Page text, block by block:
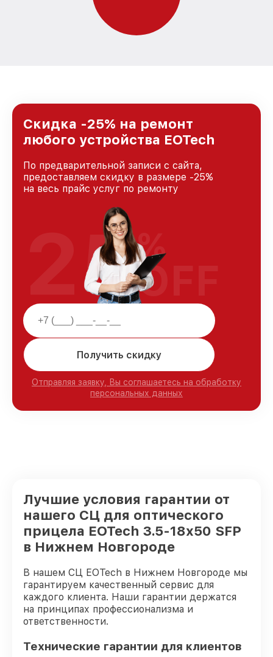
Скидка -25% на ремонт
любого устройства EOTech
По предварительной записи с сайта,
предоставляем скидку в размере -25%
на весь прайс услуг по ремонту
Получить скидку
Отправляя заявку, Вы соглашаетесь на обработку
персональных данных
25%
OFF
Лучшие условия гарантии от
нашего СЦ для оптического
прицела EOTech 3.5-18x50 SFP
в Нижнем Новгороде
В нашем СЦ EOTech в Нижнем Новгороде мы
гарантируем качественный сервис для
каждого клиента. Наши гарантии держатся
на принципах профессионализма и
ответственности.
Технические гарантии для клиентов